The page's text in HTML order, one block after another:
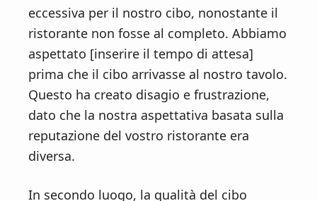
eccessiva per il nostro cibo, nonostante il
ristorante non fosse al completo. Abbiamo
aspettato [inserire il tempo di attesa]
prima che il cibo arrivasse al nostro tavolo.
Questo ha creato disagio e frustrazione,
dato che la nostra aspettativa basata sulla
reputazione del vostro ristorante era
diversa.
In secondo luogo, la qualità del cibo